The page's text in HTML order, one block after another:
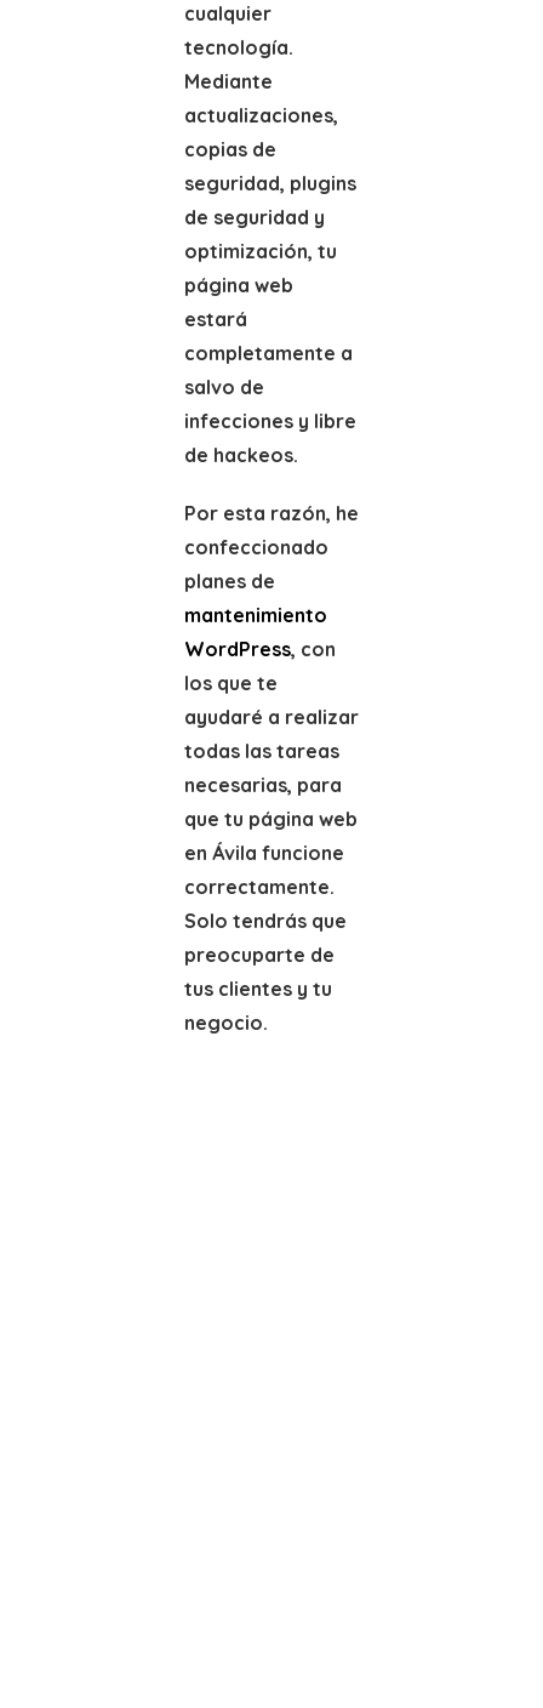
cualquier
tecnología.
Mediante
actualizaciones,
copias de
seguridad, plugins
de seguridad y
optimización, tu
página web
estará
completamente a
salvo de
infecciones y libre
de hackeos.
Por esta razón, he
confeccionado
planes de
mantenimiento
WordPress, con
los que te
ayudaré a realizar
todas las tareas
necesarias, para
que tu página web
en Ávila funcione
correctamente.
Solo tendrás que
preocuparte de
tus clientes y tu
negocio.